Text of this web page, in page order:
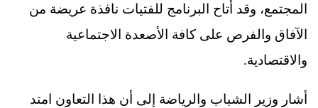
المجتمع، وقد أتاح البرنامج للفتيات نافذة عريضة من
الآفاق والفرص على كافة الأصعدة الاجتماعية
والاقتصادية.
أشار وزير الشباب والرياضة إلى أن هذا التعاون امتد